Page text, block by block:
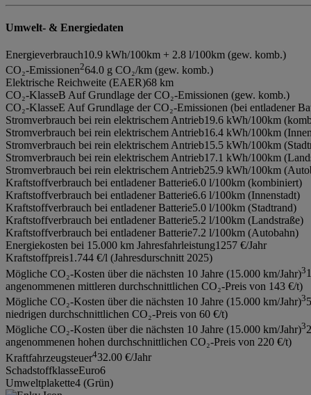
Umwelt- & Energiedaten
Energieverbrauch10.9 kWh/100km + 2.8 l/100km (gew. komb.)
CO₂-Emissionen264.0 g CO₂/km (gew. komb.)
Elektrische Reichweite (EAER)68 km
CO₂-KlasseB Auf Grundlage der CO₂-Emissionen (gew. komb.)
CO₂-KlasseE Auf Grundlage der CO₂-Emissionen (bei entladener
Stromverbrauch bei rein elektrischem Antrieb19.6 kWh/100km
Stromverbrauch bei rein elektrischem Antrieb16.4 kWh/100km
Stromverbrauch bei rein elektrischem Antrieb15.5 kWh/100km
Stromverbrauch bei rein elektrischem Antrieb17.1 kWh/100km
Stromverbrauch bei rein elektrischem Antrieb25.9 kWh/100km
Kraftstoffverbrauch bei entladener Batterie6.0 l/100km (kombiniert)
Kraftstoffverbrauch bei entladener Batterie6.6 l/100km (Innenstadt)
Kraftstoffverbrauch bei entladener Batterie5.0 l/100km (Stadtrand)
Kraftstoffverbrauch bei entladener Batterie5.2 l/100km (Landstraße)
Kraftstoffverbrauch bei entladener Batterie7.2 l/100km (Autobahn)
Energiekosten bei 15.000 km Jahresfahrleistung1257 €/Jahr
Kraftstoffpreis1.744 €/l (Jahresdurschnitt 2025)
Mögliche CO₂-Kosten über die nächsten 10 Jahre (15.000 km/Jahr)3
angenommenen mittleren durchschnittlichen CO₂-Preis von 143 €/t)
Mögliche CO₂-Kosten über die nächsten 10 Jahre (15.000 km/Jahr)3
niedrigen durchschnittlichen CO₂-Preis von 60 €/t)
Mögliche CO₂-Kosten über die nächsten 10 Jahre (15.000 km/Jahr)3
angenommenen hohen durchschnittlichen CO₂-Preis von 220 €/t)
Kraftfahrzeugsteuer432.00 €/Jahr
SchadstoffklasseEuro6
Umweltplakette4 (Grün)